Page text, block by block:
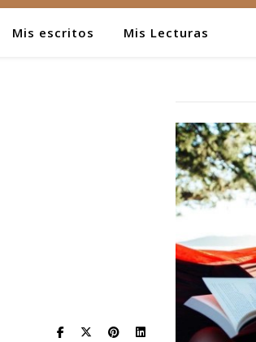
Mis escritos Mis Lecturas